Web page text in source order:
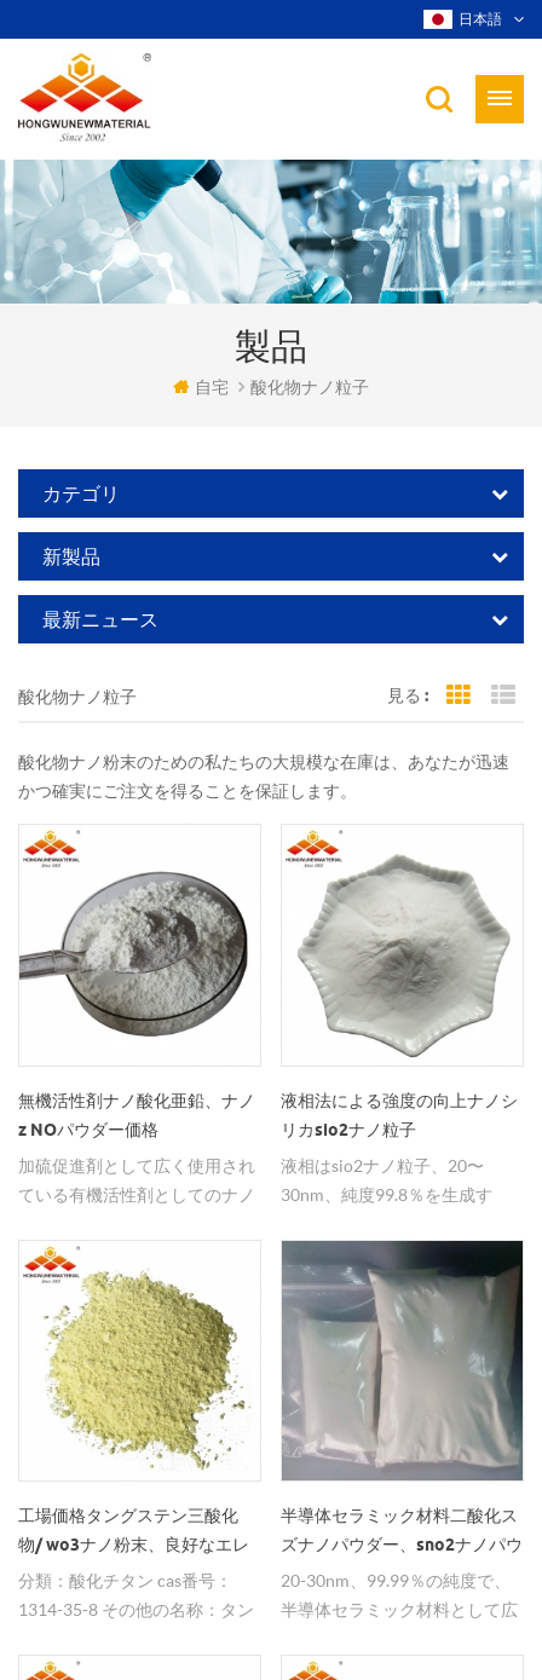
日本語
製品
自宅 酸化物ナノ粒子
カテゴリ
新製品
最新ニュース
酸化物ナノ粒子 見る : Grid
酸化物ナノ粉末のための私たちの大規模な在庫は、あなたが迅速
かつ確実にご注文を得ることを保証します。
無機活性剤ナノ酸化亜鉛、ナノ
z NOパウダー価格
加硫促進剤として広く使用され
ている有機活性剤としてのナノ
液相法による強度の向上ナノシ
リカsio2ナノ粒子
液相はsio2ナノ粒子、20〜
30nm、純度99.8％を生成す
工場価格タングステン三酸化
物/ wo3ナノ粉末、良好なエレ
クトロクロミック特性
分類：酸化チタン cas番号：
1314-35-8 その他の名称：タン
ングステン mf：wo3 einecs番
半導体セラミック材料二酸化ス
ズナノパウダー、sno2ナノパウ
ダー価格
20-30nm、99.99％の純度で、
半導体セラミック材料として広